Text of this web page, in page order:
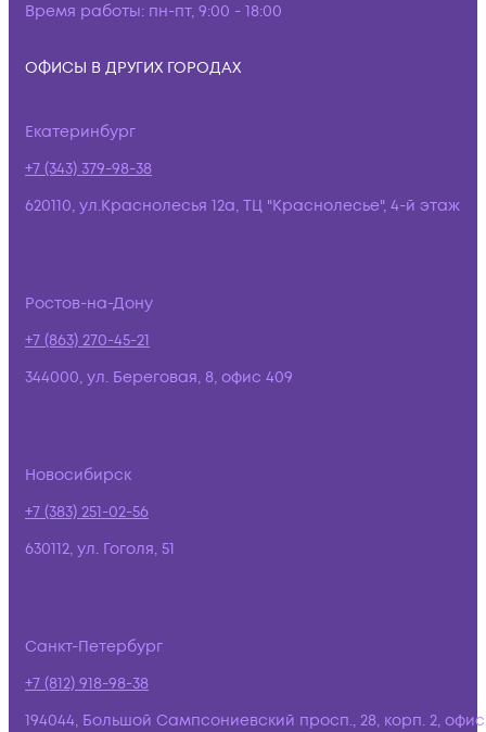
Время работы: пн-пт, 9:00 - 18:00
ОФИСЫ В ДРУГИХ ГОРОДАХ
Екатеринбург
+7 (343) 379-98-38
620110, ул.Краснолесья 12а, ТЦ "Краснолесье", 4-й этаж
Ростов-на-Дону
+7 (863) 270-45-21
344000, ул. Береговая, 8, офис 409
Новосибирск
+7 (383) 251-02-56
630112, ул. Гоголя, 51
Санкт-Петербург
+7 (812) 918-98-38
194044, Большой Сампсониевский просп., 28, корп. 2,